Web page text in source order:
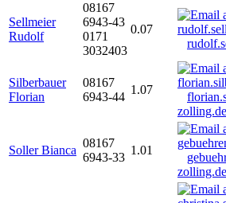
Sellmeier
Rudolf
08167
6943-43
0171
3032403
0.07
Silberbauer
Florian
08167
6943-44
1.07
zolling.de
Soller Bianca
08167
6943-33
1.01
zolling.de